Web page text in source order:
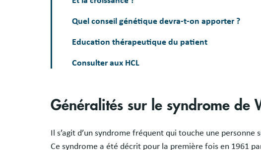
Quel conseil génétique devra-t-on apporter ?
Education thérapeutique du patient
Consulter aux HCL
Généralités sur le syndrome de
Il s’agit d’un syndrome fréquent qui touche une personne
Ce syndrome a été décrit pour la première fois en 1961